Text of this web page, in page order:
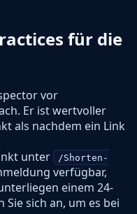
für die
vor
Er ist wertvoller
als nachdem ein Link
unter
/Shorten-
verfügbar,
einem 24-
sich an, um es bei